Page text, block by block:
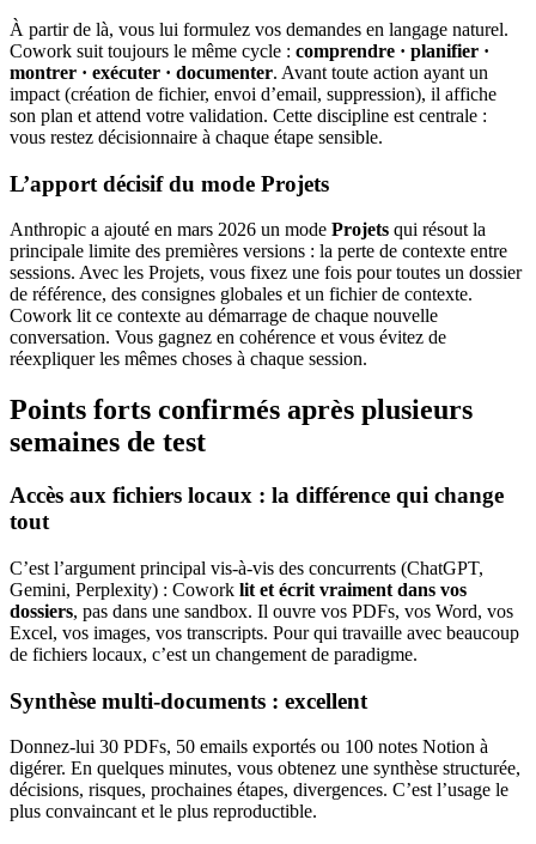
À partir de là, vous lui formulez vos demandes en langage naturel.
Cowork suit toujours le même cycle : comprendre · planifier ·
montrer · exécuter · documenter. Avant toute action ayant un
impact (création de fichier, envoi d’email, suppression), il affiche
son plan et attend votre validation. Cette discipline est centrale :
vous restez décisionnaire à chaque étape sensible.
L’apport décisif du mode Projets
Anthropic a ajouté en mars 2026 un mode Projets qui résout la
principale limite des premières versions : la perte de contexte entre
sessions. Avec les Projets, vous fixez une fois pour toutes un dossier
de référence, des consignes globales et un fichier de contexte.
Cowork lit ce contexte au démarrage de chaque nouvelle
conversation. Vous gagnez en cohérence et vous évitez de
réexpliquer les mêmes choses à chaque session.
Points forts confirmés après plusieurs
semaines de test
Accès aux fichiers locaux : la différence qui change
tout
C’est l’argument principal vis-à-vis des concurrents (ChatGPT,
Gemini, Perplexity) : Cowork lit et écrit vraiment dans vos
dossiers, pas dans une sandbox. Il ouvre vos PDFs, vos Word, vos
Excel, vos images, vos transcripts. Pour qui travaille avec beaucoup
de fichiers locaux, c’est un changement de paradigme.
Synthèse multi-documents : excellent
Donnez-lui 30 PDFs, 50 emails exportés ou 100 notes Notion à
digérer. En quelques minutes, vous obtenez une synthèse structurée,
décisions, risques, prochaines étapes, divergences. C’est l’usage le
plus convaincant et le plus reproductible.